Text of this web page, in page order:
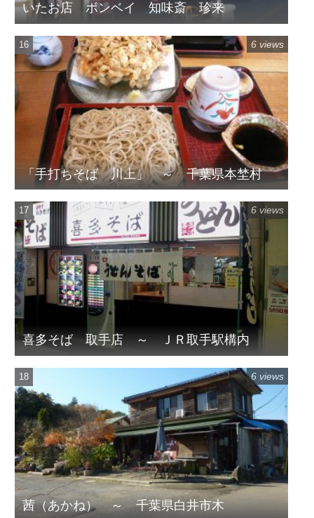
いたお店 ボンベイ 知味斎 珍来
「手打ちそば 川上」 ～ 千葉県本埜村
6 views
喜多そば 取手店 ～ ＪＲ取手駅構内
6 views
茜（あかね） ～ 千葉県白井市木
6 views